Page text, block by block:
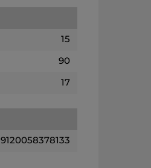
15
90
17
9120058378133